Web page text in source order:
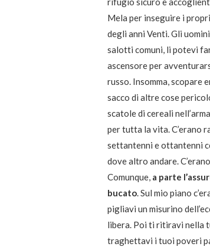
Mela per inseguire i
degli anni Venti. Gli
salotti comuni, li potevi
ascensore per
russo. Insomma, scopare
sacco di altre cose
scatole di cereali
per tutta la vita. C’erano
settantenni e ottantenni
dove altro andare.
Comunque, a parte
bucato. Sul mio piano
pigliavi un misurino
libera. Poi ti ritiravi nella
traghettavi i tuoi poveri